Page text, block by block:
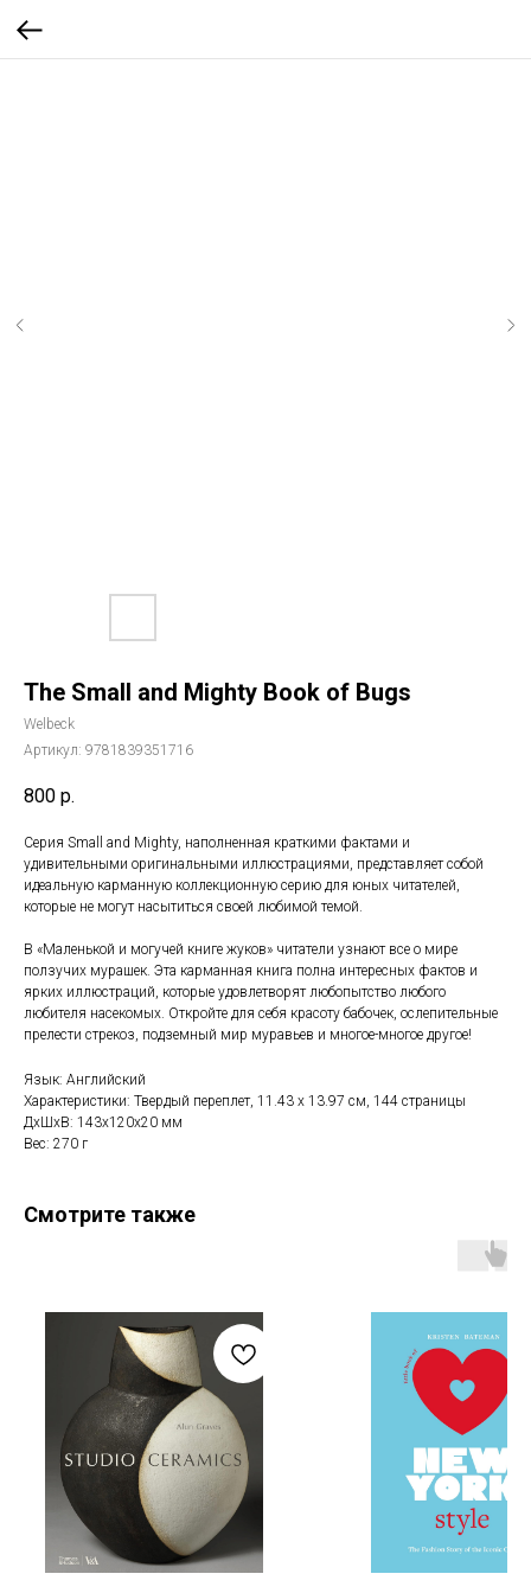
The Small and Mighty Book of Bugs
Welbeck
Артикул: 9781839351716
800 р.
Серия Small and Mighty, наполненная краткими фактами и
удивительными оригинальными иллюстрациями, представляет собой
идеальную карманную коллекционную серию для юных читателей,
которые не могут насытиться своей любимой темой.
В «Маленькой и могучей книге жуков» читатели узнают все о мире
ползучих мурашек. Эта карманная книга полна интересных фактов и
ярких иллюстраций, которые удовлетворят любопытство любого
любителя насекомых. Откройте для себя красоту бабочек, ослепительные
прелести стрекоз, подземный мир муравьев и многое-многое другое!
Язык: Английский
Характеристики: Твердый переплет, 11.43 x 13.97 см, 144 страницы
ДxШxВ: 143x120x20 мм
Вес: 270 г
Смотрите также